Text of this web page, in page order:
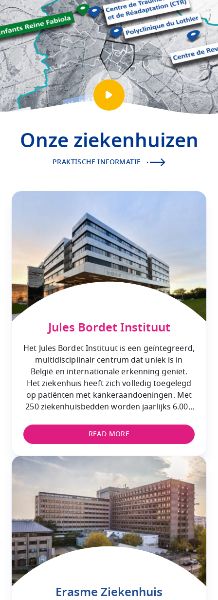
Play
video
Onze ziekenhuizen
PRAKTISCHE INFORMATIE
Jules Bordet Instituut
Het Jules Bordet Instituut is een geïntegreerd,
multidisciplinair centrum dat uniek is in
België en internationale erkenning geniet.
Het ziekenhuis heeft zich volledig toegelegd
op patiënten met kankeraandoeningen. Met
250 ziekenhuisbedden worden jaarlijks 6.000
naast 60.000 gespecialiseerde consultaties.
READ MORE
Erasme Ziekenhuis